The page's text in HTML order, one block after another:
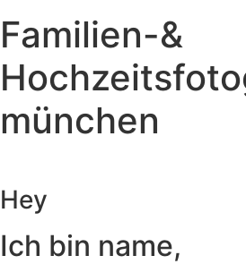
Familien-&
münchen
Hey
Ich bin name,